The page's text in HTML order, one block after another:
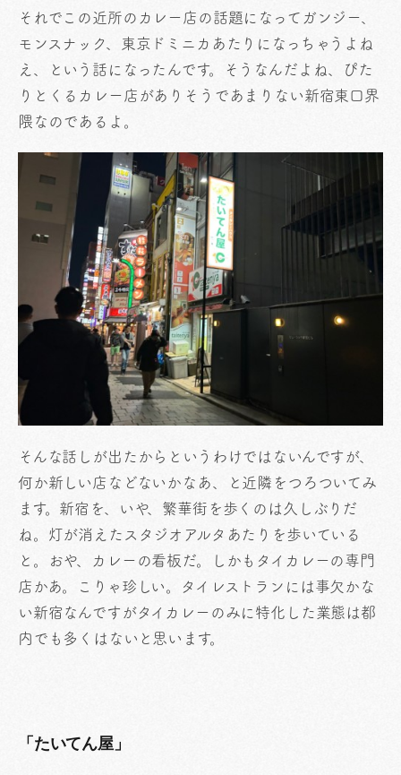
それでこの近所のカレー店の話題になってガンジー、
モンスナック、東京ドミニカあたりになっちゃうよね
え、という話になったんです。そうなんだよね、ぴた
りとくるカレー店がありそうであまりない新宿東口界
隈なのであるよ。
そんな話しが出たからというわけではないんですが、
何か新しい店などないかなあ、と近隣をつろついてみ
ます。新宿を、いや、繁華街を歩くのは久しぶりだ
ね。灯が消えたスタジオアルタあたりを歩いている
と。おや、カレーの看板だ。しかもタイカレーの専門
店かあ。こりゃ珍しい。タイレストランには事欠かな
い新宿なんですがタイカレーのみに特化した業態は都
内でも多くはないと思います。
「たいてん屋」